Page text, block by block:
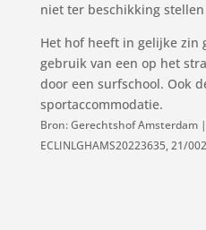
niet ter beschikking
Het hof heeft in gelijke zin
gebruik van een op het
door een surfschool. Ook
sportaccommodatie.
Bron: Gerechtshof Amsterdam
ECLINLGHAMS20223635, 21/